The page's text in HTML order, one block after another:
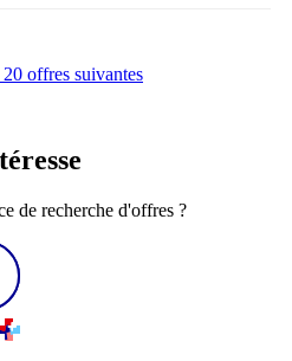
offres suivantes
de recherche d'offres ?